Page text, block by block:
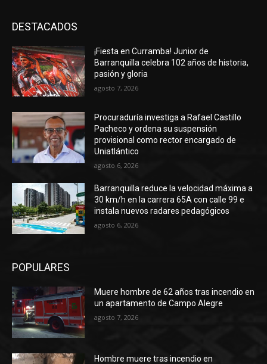
DESTACADOS
¡Fiesta en Curramba! Junior de
Barranquilla celebra 102 años de historia,
pasión y gloria
agosto 7, 2026
Procuraduría investiga a Rafael Castillo
Pacheco y ordena su suspensión
provisional como rector encargado de
Uniatlántico
agosto 6, 2026
Barranquilla reduce la velocidad máxima a
30 km/h en la carrera 65A con calle 99 e
instala nuevos radares pedagógicos
agosto 6, 2026
POPULARES
Muere hombre de 62 años tras incendio en
un apartamento de Campo Alegre
agosto 7, 2026
Hombre muere tras incendio en